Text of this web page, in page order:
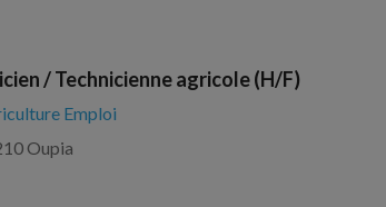
/ Technicienne agricole (H/F)
Emploi
Oupia